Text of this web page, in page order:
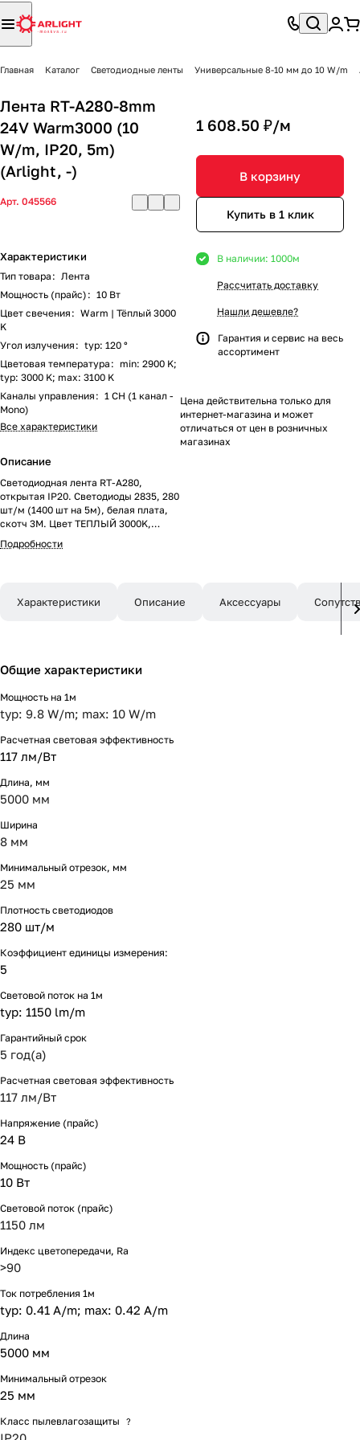
Главная Каталог Светодиодные ленты Универсальные 8-10 мм до 10 W/m
Лента RT-A280-8mm
24V Warm3000 (10
W/m, IP20, 5m)
(Arlight, -)
Арт. 045566
Характеристики
Тип товара : Лента
Мощность (прайс) : 10 Вт
Цвет свечения : Warm | Тёплый 3000
K
Угол излучения : typ: 120 °
Цветовая температура : min: 2900 K;
typ: 3000 K; max: 3100 K
Каналы управления : 1 CH (1 канал -
Mono)
Все характеристики
Описание
Светодиодная лента RT-A280,
открытая IP20. Светодиоды 2835, 280
шт/м (1400 шт на 5м), белая плата,
скотч 3M. Цвет ТЕПЛЫЙ 3000K,
цветопередача CRI>90 , угол 120°.
Питание 24 В, мощность 10 Вт/м (50
Подробности
1 608.50 ₽/м
В корзину
Купить в 1 клик
В наличии: 1000м
Рассчитать доставку
Нашли дешевле?
Гарантия и сервис на весь
ассортимент
Цена действительна только для
интернет-магазина и может
отличаться от цен в розничных
магазинах
Характеристики Описание Аксессуары
Общие характеристики
Мощность на 1м
typ: 9.8 W/m; max: 10 W/m
Расчетная световая эффективность
117 лм/Вт
Длина, мм
5000 мм
Ширина
8 мм
Минимальный отрезок, мм
25 мм
Плотность светодиодов
280 шт/м
Коэффициент единицы измерения:
5
Световой поток на 1м
typ: 1150 lm/m
Гарантийный срок
5 год(а)
Расчетная световая эффективность
117 лм/Вт
Напряжение (прайс)
24 В
Мощность (прайс)
10 Вт
Световой поток (прайс)
1150 лм
Индекс цветопередачи, Ra
>90
Ток потребления 1м
typ: 0.41 A/m; max: 0.42 A/m
Длина
5000 мм
Минимальный отрезок
25 мм
Класс пылевлагозащиты ?